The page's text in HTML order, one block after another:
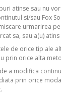
atinse sau nu
si/sau Fox
urmarirea
sa, sau a(u)
de orice tip ale
prin orice alta
a modifica
prin orice